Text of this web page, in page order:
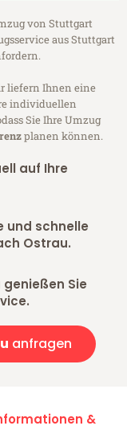
von Stuttgart
aus Stuttgart
liefern Ihnen eine
individuellen
Sie Ihre Umzug
planen können.
auf Ihre
und schnelle
Ostrau.
Sie
anfragen
&